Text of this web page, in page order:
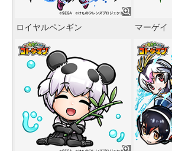
ロイヤルペンギン マーゲイ